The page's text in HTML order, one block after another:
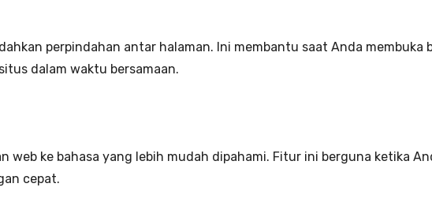
perpindahan antar halaman. Ini membantu saat Anda membuka
dalam waktu bersamaan.
web ke bahasa yang lebih mudah dipahami. Fitur ini berguna ketika
cepat.